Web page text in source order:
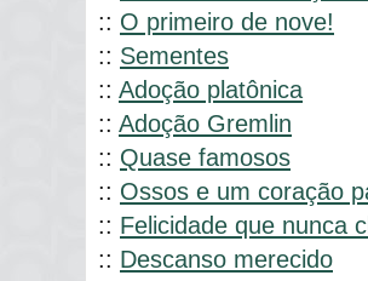
:: O primeiro de nove!
:: Sementes
:: Adoção platônica
:: Adoção Gremlin
:: Quase famosos
:: Ossos e um coração
:: Felicidade que nunca
:: Descanso merecido